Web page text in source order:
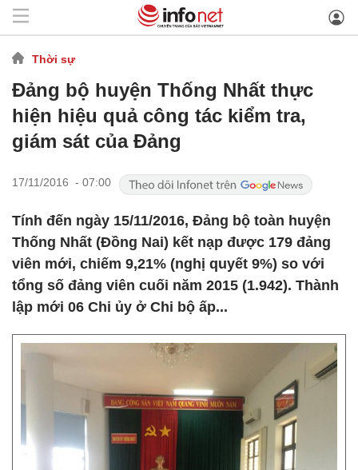
Thời sự
Đảng bộ huyện Thống Nhất thực
hiện hiệu quả công tác kiểm tra,
giám sát của Đảng
17/11/2016 - 07:00
Tính đến ngày 15/11/2016, Đảng bộ toàn huyện
Thống Nhất (Đồng Nai) kết nạp được 179 đảng
viên mới, chiếm 9,21% (nghị quyết 9%) so với
tổng số đảng viên cuối năm 2015 (1.942). Thành
lập mới 06 Chi ủy ở Chi bộ ấp...